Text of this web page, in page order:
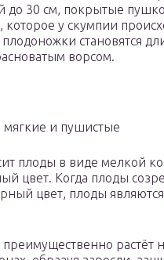
до 30 см, покрытые
которое у скумпии
становятся
ворсом.
мягкие и пушистые
плоды в виде мелкой
цвет. Когда плоды
цвет, плоды являются
преимущественно растёт